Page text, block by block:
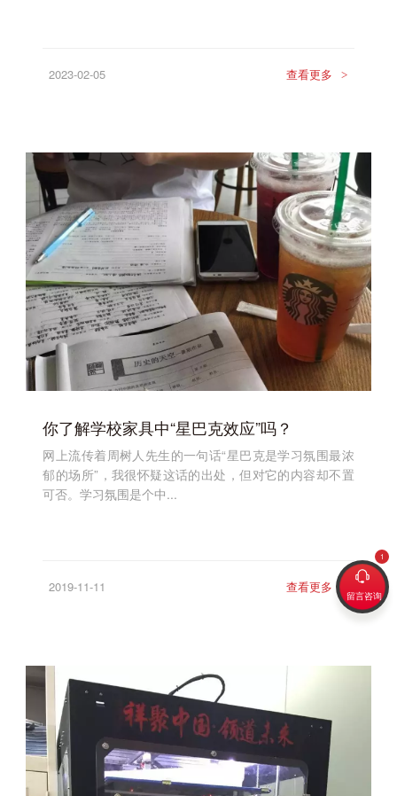
2023-02-05 查看更多 >
你了解学校家具中“星巴克效应”吗？
网上流传着周树人先生的一句话“星巴克是学习氛围最浓
郁的场所”，我很怀疑这话的出处，但对它的内容却不置
可否。学习氛围是个中...
2019-11-11 查看更多
留言咨询